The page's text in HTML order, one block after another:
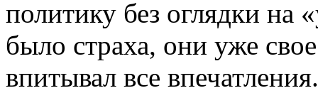
политику без оглядки
было страха, они уже
впитывал все впечатления.